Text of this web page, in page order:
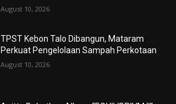
August 10, 2026
TPST Kebon Talo Dibangun, Mataram
Perkuat Pengelolaan Sampah Perkotaan
August 10, 2026